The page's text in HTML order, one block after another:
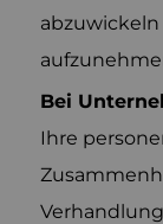
Bei
Ihre